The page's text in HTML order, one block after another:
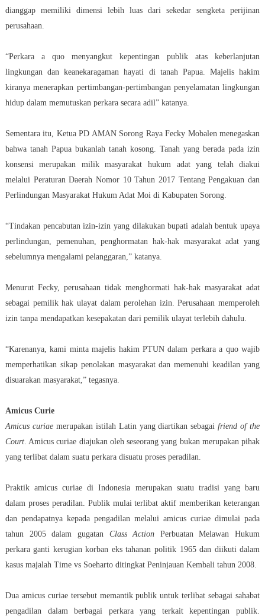
dianggap memiliki dimensi lebih luas dari sekedar sengketa perijinan
perusahaan.
“Perkara a quo menyangkut kepentingan publik atas keberlanjutan
lingkungan dan keanekaragaman hayati di tanah Papua. Majelis hakim
kiranya menerapkan pertimbangan-pertimbangan penyelamatan lingkungan
hidup dalam memutuskan perkara secara adil” katanya.
Sementara itu, Ketua PD AMAN Sorong Raya Fecky Mobalen menegaskan
bahwa tanah Papua bukanlah tanah kosong. Tanah yang berada pada izin
konsensi merupakan milik masyarakat hukum adat yang telah diakui
melalui Peraturan Daerah Nomor 10 Tahun 2017 Tentang Pengakuan dan
Perlindungan Masyarakat Hukum Adat Moi di Kabupaten Sorong.
“Tindakan pencabutan izin-izin yang dilakukan bupati adalah bentuk upaya
perlindungan, pemenuhan, penghormatan hak-hak masyarakat adat yang
sebelumnya mengalami pelanggaran,” katanya.
Menurut Fecky, perusahaan tidak menghormati hak-hak masyarakat adat
sebagai pemilik hak ulayat dalam perolehan izin. Perusahaan memperoleh
izin tanpa mendapatkan kesepakatan dari pemilik ulayat terlebih dahulu.
“Karenanya, kami minta majelis hakim PTUN dalam perkara a quo wajib
memperhatikan sikap penolakan masyarakat dan memenuhi keadilan yang
disuarakan masyarakat,” tegasnya.
Amicus Curie
Amicus curiaemerupakan istilah Latin yang diartikan sebagaifriend of the
Court. Amicus curiae diajukan oleh seseorang yang bukan merupakan pihak
yang terlibat dalam suatu perkara disuatu proses peradilan.
Praktik amicus curiae di Indonesia merupakan suatu tradisi yang baru
dalam proses peradilan. Publik mulai terlibat aktif memberikan keterangan
dan pendapatnya kepada pengadilan melalui amicus curiae dimulai pada
tahun 2005 dalam gugatan Class Action Perbuatan Melawan Hukum
perkara ganti kerugian korban eks tahanan politik 1965 dan diikuti dalam
kasus majalah Time vs Soeharto ditingkat Peninjauan Kembali tahun 2008.
Dua amicus curiae tersebut memantik publik untuk terlibat sebagai sahabat
pengadilan dalam berbagai perkara yang terkait kepentingan publik.